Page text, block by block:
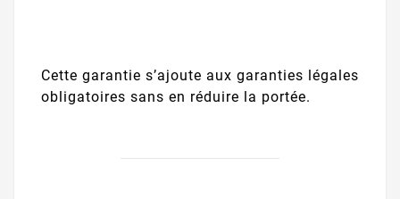
Cette garantie s’ajoute aux garanties légales
obligatoires sans en réduire la portée.